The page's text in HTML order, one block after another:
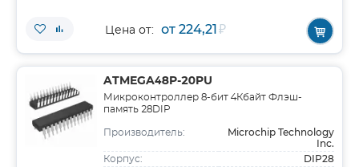
Цена от: от 224,21₽
ATMEGA48P-20PU
Микроконтроллер 8-бит 4Кбайт Флэш-
память 28DIP
Производитель:
Microchip Technology
Inc.
Корпус: DIP28